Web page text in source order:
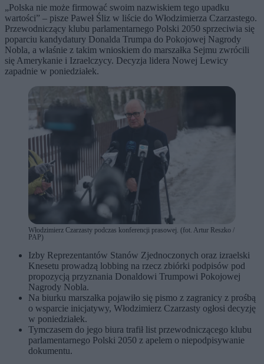
„Polska nie może firmować swoim nazwiskiem tego upadku
wartości” – pisze Paweł Śliz w liście do Włodzimierza Czarzastego.
Przewodniczący klubu parlamentarnego Polski 2050 sprzeciwia się
poparciu kandydatury Donalda Trumpa do Pokojowej Nagrody
Nobla, a właśnie z takim wnioskiem do marszałka Sejmu zwrócili
się Amerykanie i Izraelczycy. Decyzja lidera Nowej Lewicy
zapadnie w poniedziałek.
Włodzimierz Czarzasty podczas konferencji prasowej. (fot. Artur Reszko /
PAP)
Izby Reprezentantów Stanów Zjednoczonych oraz izraelski
Knesetu prowadzą lobbing na rzecz zbiórki podpisów pod
propozycją przyznania Donaldowi Trumpowi Pokojowej
Nagrody Nobla.
Na biurku marszałka pojawiło się pismo z zagranicy z prośbą
o wsparcie inicjatywy, Włodzimierz Czarzasty ogłosi decyzję
w poniedziałek.
Tymczasem do jego biura trafił list przewodniczącego klubu
parlamentarnego Polski 2050 z apelem o niepodpisywanie
dokumentu.